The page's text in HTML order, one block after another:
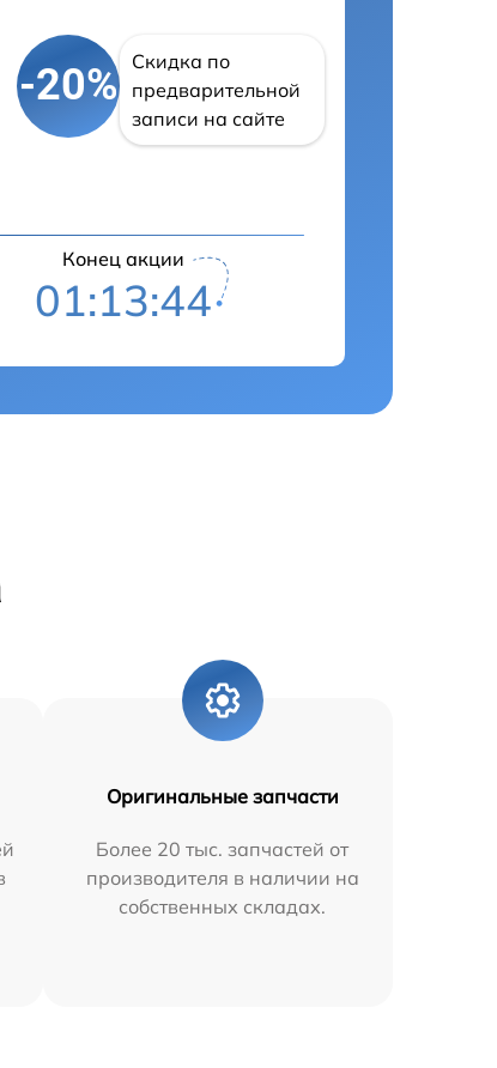
-20%
Скидка по
предварительной
записи на сайте
Конец акции
01:13:43
Оригинальные запчасти
Более 20 тыс. запчастей от
производителя в наличии на
собственных складах.